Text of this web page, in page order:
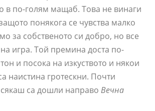
в по-голям мащаб. Това не винаги
понякога се чувства малко
за собственото си добро, но все
игра. Той премина доста по-
и посока на изкуството и някои
наистина гротескни. Почти
сякаш са дошли направо Вечна